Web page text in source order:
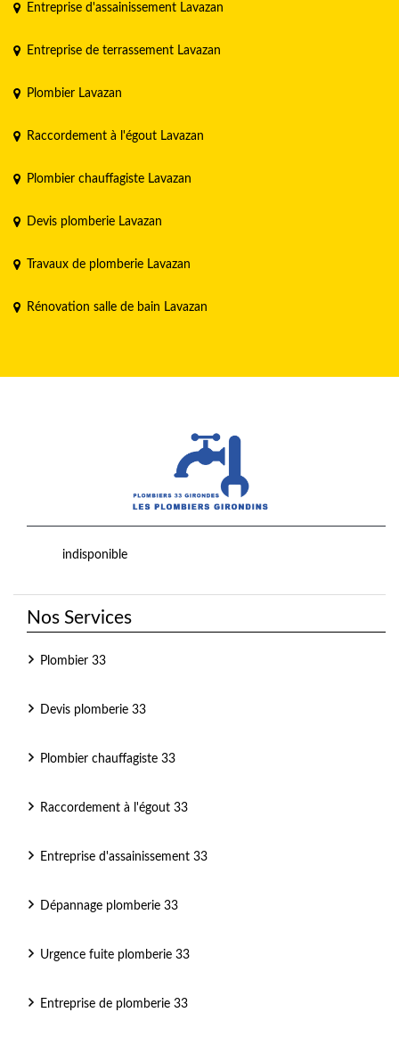
Entreprise d'assainissement Lavazan
Entreprise de terrassement Lavazan
Plombier Lavazan
Raccordement à l'égout Lavazan
Plombier chauffagiste Lavazan
Devis plomberie Lavazan
Travaux de plomberie Lavazan
Rénovation salle de bain Lavazan
indisponible
Nos Services
Plombier 33
Devis plomberie 33
Plombier chauffagiste 33
Raccordement à l'égout 33
Entreprise d'assainissement 33
Dépannage plomberie 33
Urgence fuite plomberie 33
Entreprise de plomberie 33